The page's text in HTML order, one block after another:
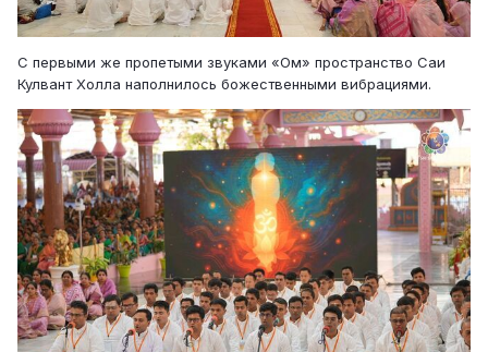
С первыми же пропетыми звуками «Ом» пространство Саи
Кулвант Холла наполнилось божественными вибрациями.